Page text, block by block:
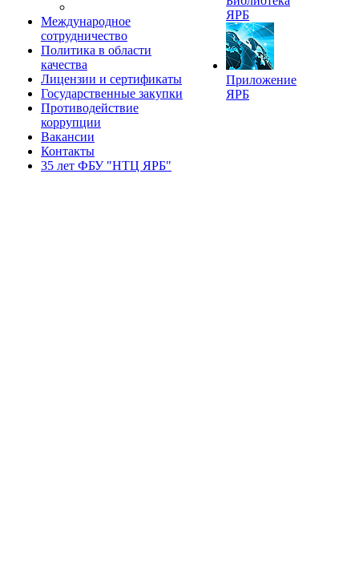
Международное
сотрудничество
Политика в области
качества
Лицензии и сертификаты
Государственные закупки
Противодействие
коррупции
Вакансии
Контакты
35 лет ФБУ "НТЦ ЯРБ"
ЯРБ
Приложение
ЯРБ